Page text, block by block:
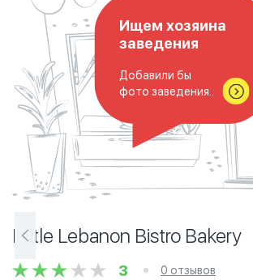
Ищем хозяина
заведения
Добавили бы
фото заведения..
Little Lebanon Bistro Bakery
3 0 отзывов